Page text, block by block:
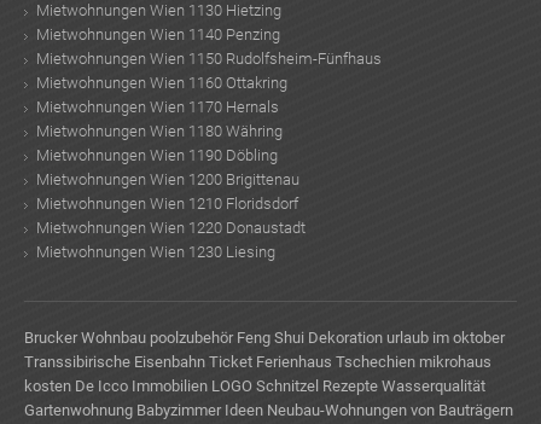
Mietwohnungen Wien 1130 Hietzing
Mietwohnungen Wien 1140 Penzing
Mietwohnungen Wien 1150 Rudolfsheim-Fünfhaus
Mietwohnungen Wien 1160 Ottakring
Mietwohnungen Wien 1170 Hernals
Mietwohnungen Wien 1180 Währing
Mietwohnungen Wien 1190 Döbling
Mietwohnungen Wien 1200 Brigittenau
Mietwohnungen Wien 1210 Floridsdorf
Mietwohnungen Wien 1220 Donaustadt
Mietwohnungen Wien 1230 Liesing
Brucker Wohnbau poolzubehör Feng Shui Dekoration urlaub im oktober
Transsibirische Eisenbahn Ticket Ferienhaus Tschechien mikrohaus
kosten De Icco Immobilien LOGO Schnitzel Rezepte Wasserqualität
Gartenwohnung Babyzimmer Ideen Neubau-Wohnungen von Bauträgern